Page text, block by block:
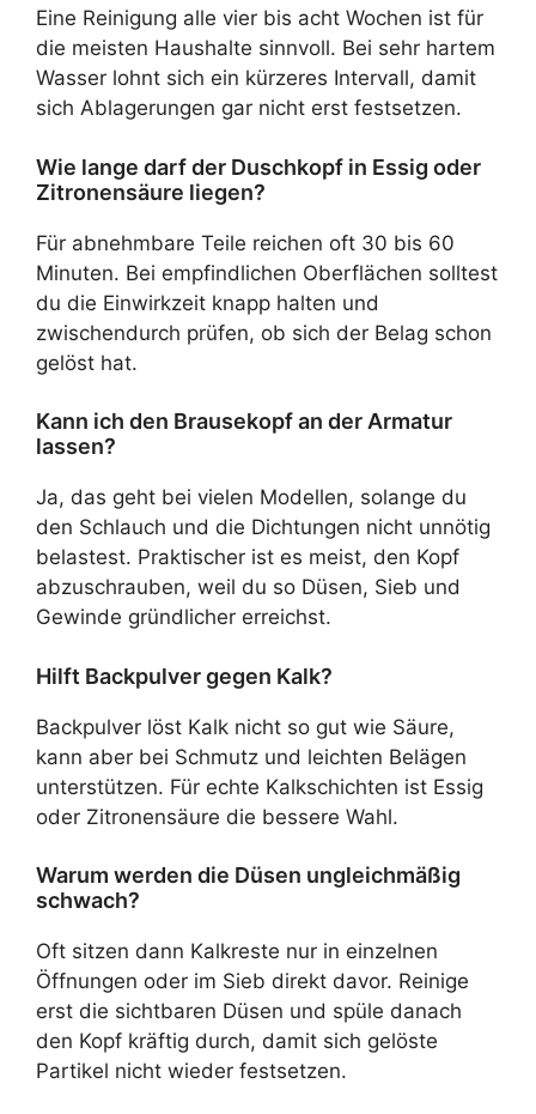
Eine Reinigung alle vier bis acht Wochen ist für
die meisten Haushalte sinnvoll. Bei sehr hartem
Wasser lohnt sich ein kürzeres Intervall, damit
sich Ablagerungen gar nicht erst festsetzen.
Wie lange darf der Duschkopf in Essig oder
Zitronensäure liegen?
Für abnehmbare Teile reichen oft 30 bis 60
Minuten. Bei empfindlichen Oberflächen solltest
du die Einwirkzeit knapp halten und
zwischendurch prüfen, ob sich der Belag schon
gelöst hat.
Kann ich den Brausekopf an der Armatur
lassen?
Ja, das geht bei vielen Modellen, solange du
den Schlauch und die Dichtungen nicht unnötig
belastest. Praktischer ist es meist, den Kopf
abzuschrauben, weil du so Düsen, Sieb und
Gewinde gründlicher erreichst.
Hilft Backpulver gegen Kalk?
Backpulver löst Kalk nicht so gut wie Säure,
kann aber bei Schmutz und leichten Belägen
unterstützen. Für echte Kalkschichten ist Essig
oder Zitronensäure die bessere Wahl.
Warum werden die Düsen ungleichmäßig
schwach?
Oft sitzen dann Kalkreste nur in einzelnen
Öffnungen oder im Sieb direkt davor. Reinige
erst die sichtbaren Düsen und spüle danach
den Kopf kräftig durch, damit sich gelöste
Partikel nicht wieder festsetzen.